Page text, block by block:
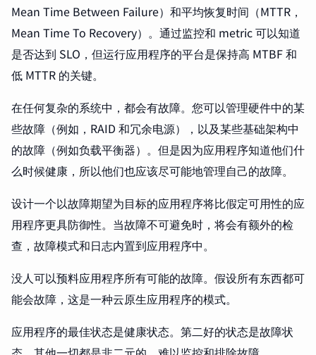
Mean Time Between Failure）和平均恢复时间（MTTR，
Mean Time To Recovery）。通过监控和 metric 可以知道
是否达到 SLO，但运行应用程序的平台是保持高 MTBF 和
低 MTTR 的关键。
在任何复杂的系统中，都会有故障。您可以管理硬件中的某
些故障（例如，RAID 和冗余电源），以及某些基础架构中
的故障（例如负载平衡器）。但是因为应用程序知道他们什
么时候健康，所以他们也应该尽可能地管理自己的故障。
设计一个以故障期望为目标的应用程序将比假定可用性的应
用程序更具防御性。当故障不可避免时，将会有额外的检
查，故障模式和日志内置到应用程序中。
没人可以预料应用程序所有可能的故障。假设所有东西都可
能会故障，这是一种云原生应用程序的模式。
应用程序的最佳状态是健康状态。第二好的状态是故障状